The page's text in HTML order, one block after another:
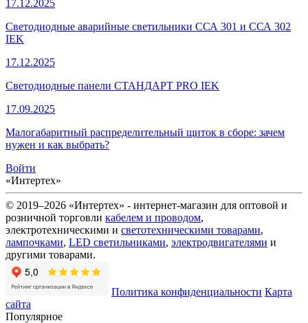
17.12.2025
Светодиодные аварийные светильники ССА 301 и ССА 302
IEK
17.12.2025
Светодиодные панели СТАНДАРТ PRO IEK
17.09.2025
Малогабаритный распределительный щиток в сборе: зачем
нужен и как выбрать?
Войти
«Интертех»
© 2019–2026 «Интертех» - интернет-магазин для оптовой и
розничной торговли кабелем и проводом,
электротехническими и светотехническими товарами,
лампочками, LED светильниками, электродвигателями и
другими товарами.
Политика конфиденциальности Карта
сайта
Популярное